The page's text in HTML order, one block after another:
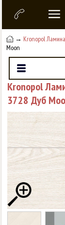
→ Kronopol
Moon
Kronopol
3728 Дуб